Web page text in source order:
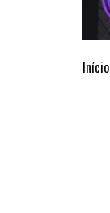
Início